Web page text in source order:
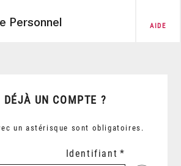
Personnel AIDE
DÉJÀ UN COMPTE ?
un astérisque sont obligatoires.
Identifiant